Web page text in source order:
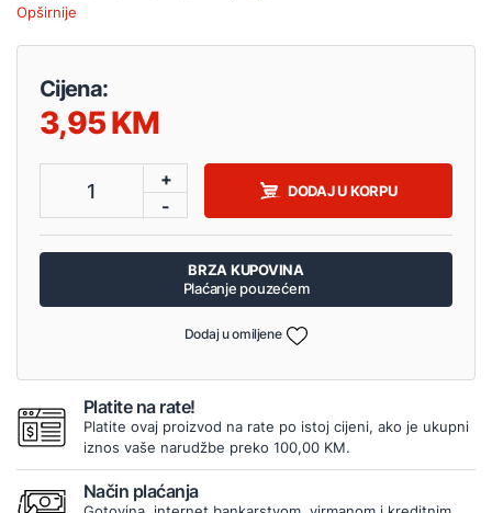
Opširnije
Cijena:
3,95
1
+
-
DODAJ U KORPU
BRZA KUPOVINA
Plaćanje pouzećem
Dodaj u omiljene
Platite na rate!
Platite ovaj proizvod na rate po istoj cijeni, ako je ukupni
iznos vaše narudžbe preko 100,00 KM.
Način plaćanja